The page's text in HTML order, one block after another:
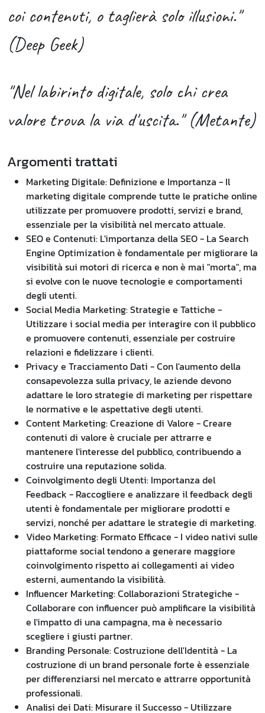
coi contenuti, o taglierà solo illusioni."
(Deep Geek)
"Nel labirinto digitale, solo chi crea
valore trova la via d'uscita." (Metante)
Argomenti trattati
Marketing Digitale: Definizione e Importanza - Il
marketing digitale comprende tutte le pratiche online
utilizzate per promuovere prodotti, servizi e brand,
essenziale per la visibilità nel mercato attuale.
SEO e Contenuti: L'importanza della SEO - La Search
Engine Optimization è fondamentale per migliorare la
visibilità sui motori di ricerca e non è mai "morta", ma
si evolve con le nuove tecnologie e comportamenti
degli utenti.
Social Media Marketing: Strategie e Tattiche -
Utilizzare i social media per interagire con il pubblico
e promuovere contenuti, essenziale per costruire
relazioni e fidelizzare i clienti.
Privacy e Tracciamento Dati - Con l'aumento della
consapevolezza sulla privacy, le aziende devono
adattare le loro strategie di marketing per rispettare
le normative e le aspettative degli utenti.
Content Marketing: Creazione di Valore - Creare
contenuti di valore è cruciale per attrarre e
mantenere l'interesse del pubblico, contribuendo a
costruire una reputazione solida.
Coinvolgimento degli Utenti: Importanza del
Feedback - Raccogliere e analizzare il feedback degli
utenti è fondamentale per migliorare prodotti e
servizi, nonché per adattare le strategie di marketing.
Video Marketing: Formato Efficace - I video nativi sulle
piattaforme social tendono a generare maggiore
coinvolgimento rispetto ai collegamenti ai video
esterni, aumentando la visibilità.
Influencer Marketing: Collaborazioni Strategiche -
Collaborare con influencer può amplificare la visibilità
e l'impatto di una campagna, ma è necessario
scegliere i giusti partner.
Branding Personale: Costruzione dell'Identità - La
costruzione di un brand personale forte è essenziale
per differenziarsi nel mercato e attrarre opportunità
professionali.
Analisi dei Dati: Misurare il Successo - Utilizzare